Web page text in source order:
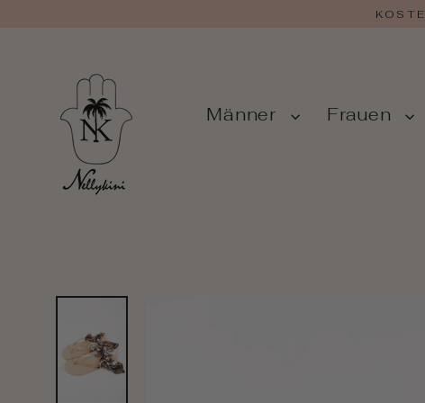
Männer Frauen